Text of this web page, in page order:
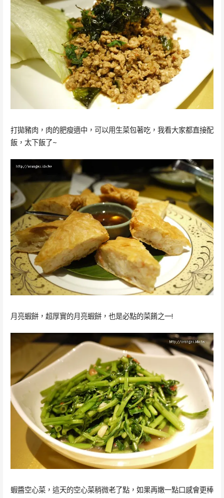
打拋豬肉，肉的肥瘦適中，可以用生菜包著吃，我看大家都直接配
飯，太下飯了~
月亮蝦餅，超厚實的月亮蝦餅，也是必點的菜餚之一!
蝦醬空心菜，這天的空心菜稍微老了點，如果再嫩一點口感會更棒